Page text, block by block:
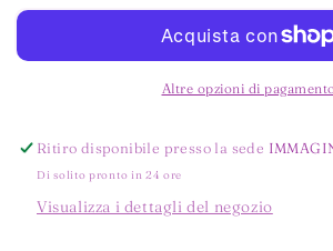
Altre opzioni di
Ritiro disponibile presso la sede
Di solito pronto in 24 ore
Visualizza i dettagli del negozio